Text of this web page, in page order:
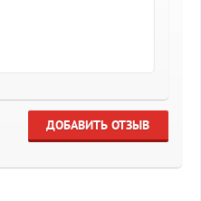
ДОБАВИТЬ ОТЗЫВ